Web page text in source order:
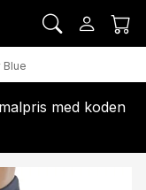
Blue
med koden